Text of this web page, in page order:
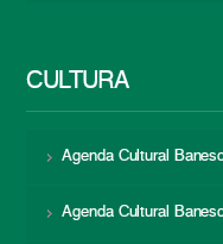
CULTURA
Agenda Cultural
Agenda Cultural